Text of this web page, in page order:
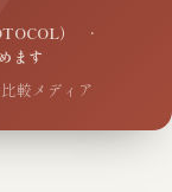
） ·
ます
較メディア